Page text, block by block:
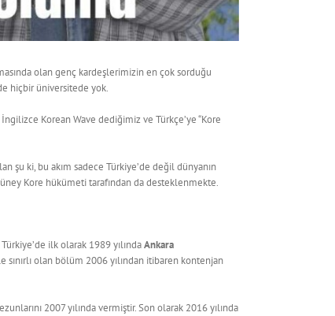
olan genç kardeşlerimizin en çok sorduğu
hiçbir üniversitede yok.
Korean Wave dediğimiz ve Türkçe’ye “Kore
şu ki, bu akım sadece Türkiye’de değil dünyanın
Kore hükümeti tarafından da desteklenmekte.
ilk olarak 1989 yılındaAnkara
sınırlı olan bölüm 2006 yılından itibaren kontenjan
2007 yılında vermiştir. Son olarak 2016 yılında